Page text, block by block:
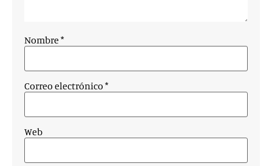
Nombre *
Correo electrónico *
Web